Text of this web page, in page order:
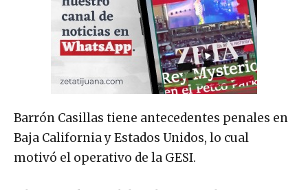
Barrón Casillas tiene antecedentes penales en
Baja California y Estados Unidos, lo cual
motivó el operativo de la GESI.